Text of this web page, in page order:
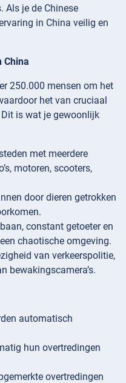
Als je de Chinese
in China veilig en
China
250.000 mensen om het
het van cruciaal
is wat je gewoonlijk
met meerdere
motoren, scooters,
door dieren getrokken
constant getoeter en
chaotische omgeving.
van verkeerspolitie,
bewakingscamera’s.
automatisch
hun overtredingen
overtredingen